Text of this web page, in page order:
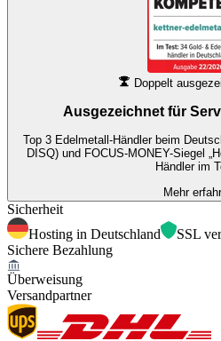
Doppelt
Ausgezeichnet für
Top 3 Edelmetall-Händler beim
DISQ) und FOCUS-MONEY-Siegel
Händler im
Mehr
Sicherheit
Hosting in Deutschland
SSL
Sichere Bezahlung
Überweisung
Versandpartner